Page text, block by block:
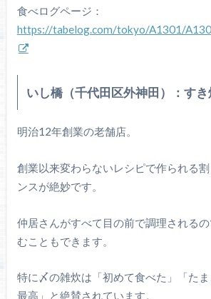
食べログページ：
https://tabelog.com/tokyo/A1301/
いし橋（千代田区外神田）：すき
明治12年創業の老舗店。
創業以来変わらないレシピで作られる
ンスが絶妙です。
仲居さんがすべて目の前で調理されるの
むこともできます。
特に〆の雑炊は「初めて食べた」「た
最高」と絶賛されています。